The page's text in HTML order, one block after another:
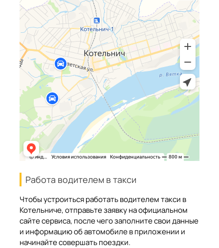
Работа водителем в такси
Чтобы устроиться работать водителем такси в
Котельниче, отправьте заявку на официальном
сайте сервиса, после чего заполните свои данные
и информацию об автомобиле в приложении и
начинайте совершать поездки.